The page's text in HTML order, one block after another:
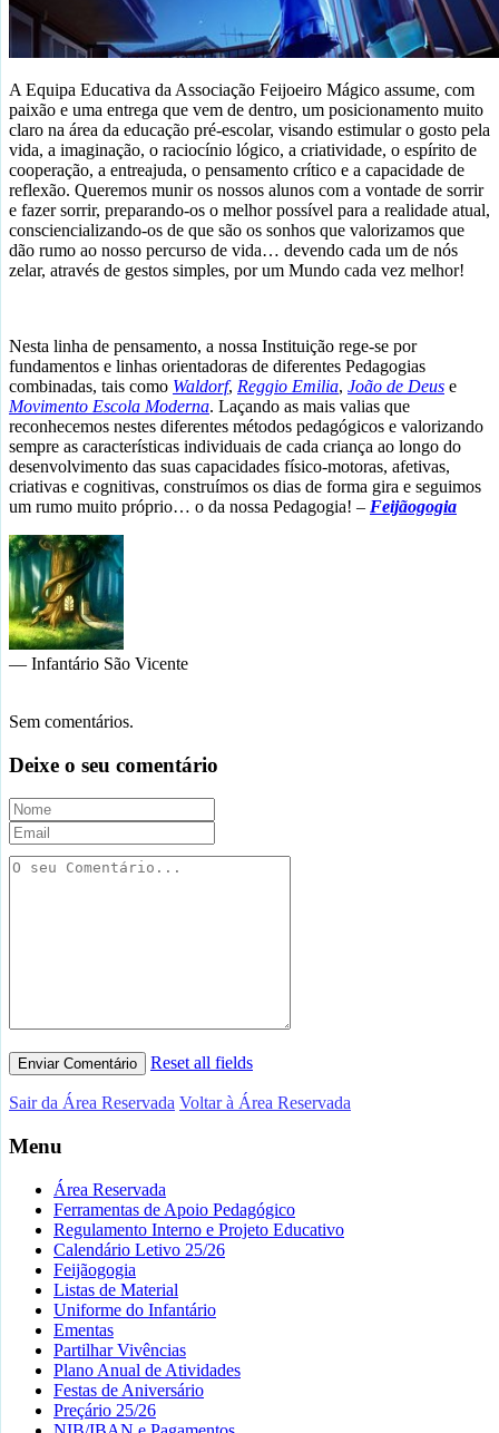
A Equipa Educativa da Associação Feijoeiro Mágico assume, com
paixão e uma entrega que vem de dentro, um posicionamento muito
claro na área da educação pré-escolar, visando estimular o gosto pela
vida, a imaginação, o raciocínio lógico, a criatividade, o espírito de
cooperação, a entreajuda, o pensamento crítico e a capacidade de
reflexão. Queremos munir os nossos alunos com a vontade de sorrir
e fazer sorrir, preparando-os o melhor possível para a realidade atual,
consciencializando-os de que são os sonhos que valorizamos que
dão rumo ao nosso percurso de vida… devendo cada um de nós
zelar, através de gestos simples, por um Mundo cada vez melhor!
Nesta linha de pensamento, a nossa Instituição rege-se por
fundamentos e linhas orientadoras de diferentes Pedagogias
combinadas, tais como Waldorf, Reggio Emilia, João de Deus e
Movimento Escola Moderna. Laçando as mais valias que
reconhecemos nestes diferentes métodos pedagógicos e valorizando
sempre as características individuais de cada criança ao longo do
desenvolvimento das suas capacidades físico-motoras, afetivas,
criativas e cognitivas, construímos os dias de forma gira e seguimos
um rumo muito próprio… o da nossa Pedagogia! – Feijãogogia
— Infantário São Vicente
Sem comentários.
Deixe o seu comentário
Reset all fields
Sair da Área Reservada Voltar à Área Reservada
Menu
Área Reservada
Ferramentas de Apoio Pedagógico
Regulamento Interno e Projeto Educativo
Calendário Letivo 25/26
Feijãogogia
Listas de Material
Uniforme do Infantário
Ementas
Partilhar Vivências
Plano Anual de Atividades
Festas de Aniversário
Preçário 25/26